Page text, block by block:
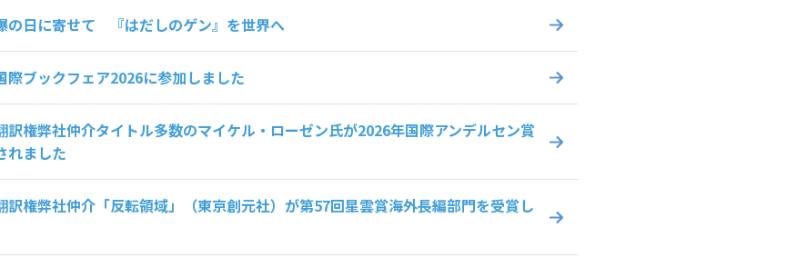
の日に寄せて 『はだしのゲン』を世界へ
際ブックフェア2026に参加しました
訳権弊社仲介タイトル多数のマイケル・ローゼン氏が2026年国際アンデルセン賞
れました
訳権弊社仲介「反転領域」（東京創元社）が第57回星雲賞海外長編部門を受賞し